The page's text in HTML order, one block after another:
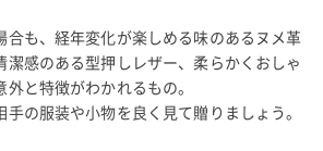
合も、経年変化が楽しめる味のあるヌメ革
潔感のある型押しレザー、柔らかくおしゃ
と特徴がわかれるもの。
の服装や小物を良く見て贈りましょう。